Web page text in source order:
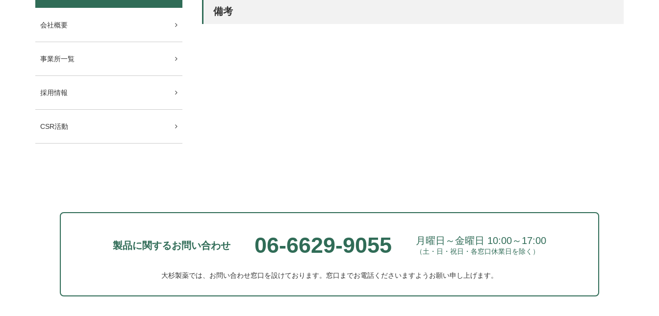
備考
会社概要
事業所一覧
採用情報
CSR活動
製品に関するお問い合わせ 06-6629-9055 月曜日～金曜日 10:00～17:00
（土・日・祝日・各窓口休業日を除く）
大杉製薬では、お問い合わせ窓口を設けております。 窓口までお電話くださいますようお願い申し上げます。